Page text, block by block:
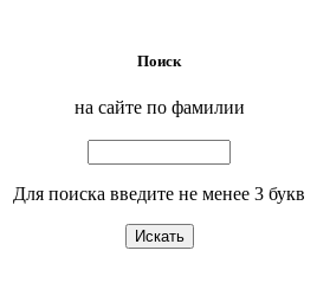
Поиск
на сайте по фамилии
Для поиска введите не менее 3 букв